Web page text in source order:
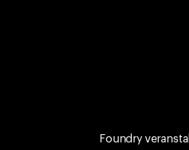
Foundry